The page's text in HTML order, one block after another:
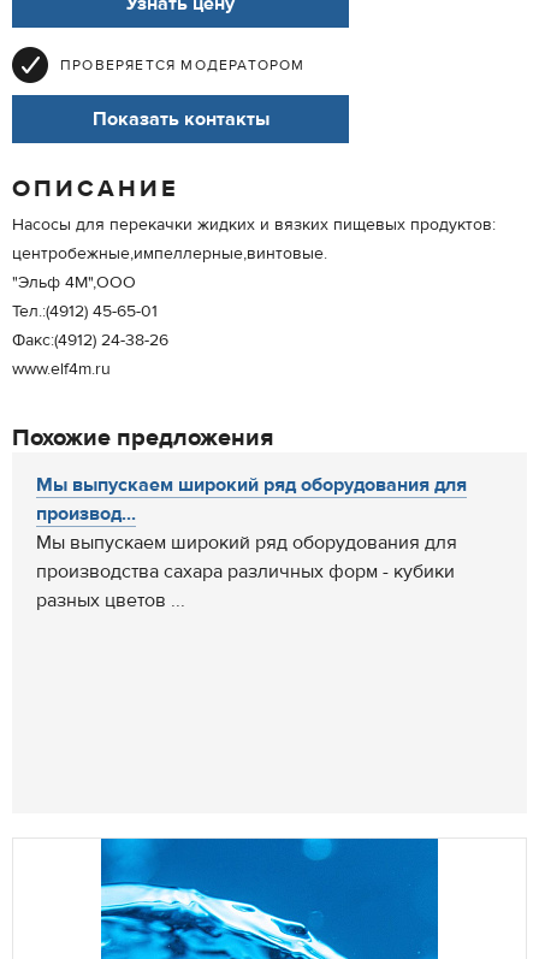
ПРОВЕРЯЕТСЯ МОДЕРАТОРОМ
Показать контакты
ОПИСАНИЕ
Насосы для перекачки жидких и вязких пищевых продуктов:
центробежные,импеллерные,винтовые.
"Эльф 4М",ООО
Тел.:(4912) 45-65-01
Факс:(4912) 24-38-26
www.elf4m.ru
Похожие предложения
Мы выпускаем широкий ряд оборудования для
производ...
Мы выпускаем широкий ряд оборудования для
производства сахара различных форм - кубики
разных цветов ...